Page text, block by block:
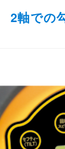
2軸での